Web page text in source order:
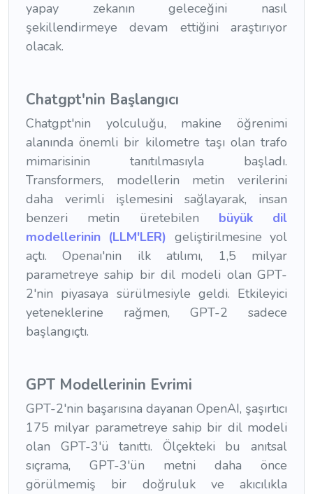
yapay zekanın geleceğini nasıl
şekillendirmeye devam ettiğini araştırıyor
olacak.
Chatgpt'nin Başlangıcı
Chatgpt'nin yolculuğu, makine öğrenimi
alanında önemli bir kilometre taşı olan trafo
mimarisinin tanıtılmasıyla başladı.
Transformers, modellerin metin verilerini
daha verimli işlemesini sağlayarak, insan
benzeri metin üretebilen büyük dil
modellerinin (LLM'LER) geliştirilmesine yol
açtı. Openaı'nin ilk atılımı, 1,5 milyar
parametreye sahip bir dil modeli olan GPT-
2'nin piyasaya sürülmesiyle geldi. Etkileyici
yeteneklerine rağmen, GPT-2 sadece
başlangıçtı.
GPT Modellerinin Evrimi
GPT-2'nin başarısına dayanan OpenAI, şaşırtıcı
175 milyar parametreye sahip bir dil modeli
olan GPT-3'ü tanıttı. Ölçekteki bu anıtsal
sıçrama, GPT-3'ün metni daha önce
görülmemiş bir doğruluk ve akıcılıkla